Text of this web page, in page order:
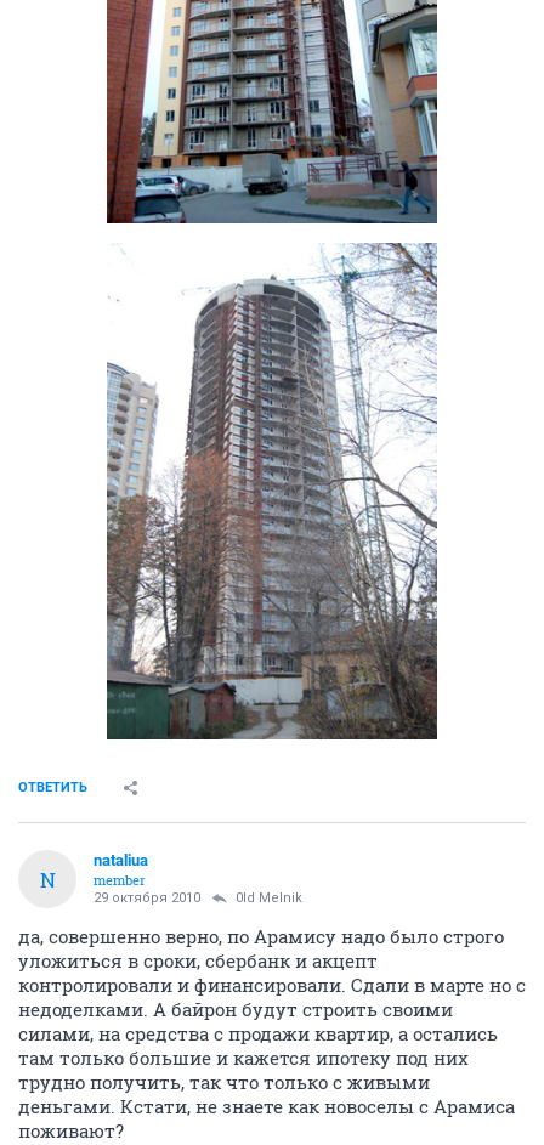
ОТВЕТИТЬ
N
nataliua
member
29 октября 2010 0ld Melnik
да, совершенно верно, по Арамису надо было строго
уложиться в сроки, сбербанк и акцепт
контролировали и финансировали. Сдали в марте но с
недоделками. А байрон будут строить своими
силами, на средства с продажи квартир, а остались
там только большие и кажется ипотеку под них
трудно получить, так что только с живыми
деньгами. Кстати, не знаете как новоселы с Арамиса
поживают?